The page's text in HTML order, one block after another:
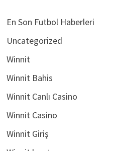
En Son Futbol Haberleri
Uncategorized
Winnit
Winnit Bahis
Winnit Canlı Casino
Winnit Casino
Winnit Giriş